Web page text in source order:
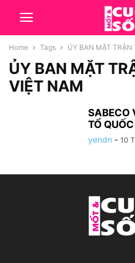
Home Tags ỦY BAN MẶT TRẬN
ỦY BAN MẶT
VIỆT NAM
SABECO
TỔ
yendn - 10